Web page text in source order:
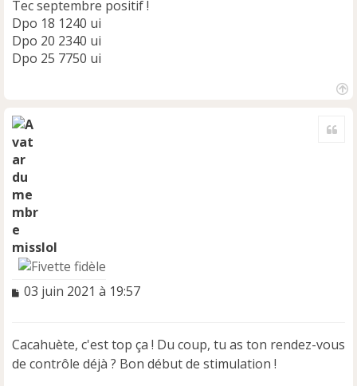
Tec septembre positif !
Dpo 18 1240 ui
Dpo 20 2340 ui
Dpo 25 7750 ui
misslol
M
a
g
03 juin 2021 à 19:57
Cacahuète, c'est top ça ! Du coup, tu as ton rendez-vous
de contrôle déjà ? Bon début de stimulation !